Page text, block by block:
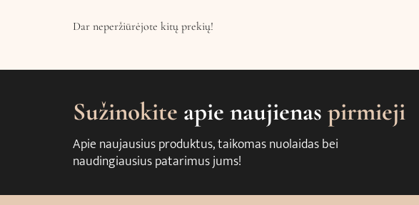
Dar neperžiūrėjote kitų prekių!
Sužinokite apie naujienas pirmieji
Apie naujausius produktus, taikomas nuolaidas bei
naudingiausius patarimus jums!